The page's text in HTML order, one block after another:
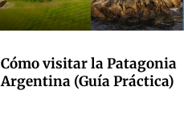
Cómo visitar la Patagonia
Argentina (Guía Práctica)